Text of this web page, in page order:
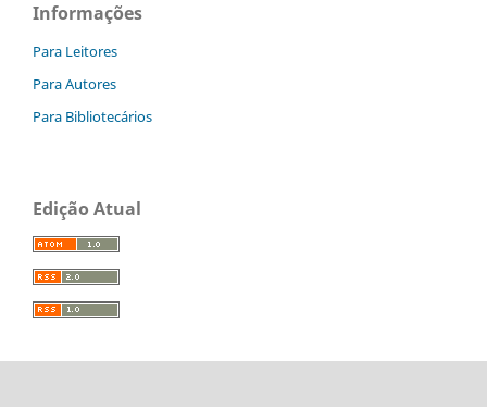
Informações
Para Leitores
Para Autores
Para Bibliotecários
Edição Atual